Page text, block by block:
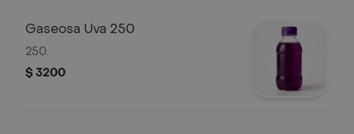
Gaseosa Uva 250
250.
$ 3200